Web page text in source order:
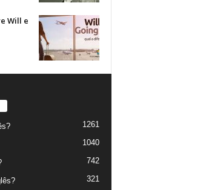
Will e
1261
1040
742
321